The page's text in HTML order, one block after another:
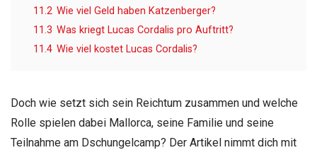
11.2 Wie viel Geld haben Katzenberger?
11.3 Was kriegt Lucas Cordalis pro Auftritt?
11.4 Wie viel kostet Lucas Cordalis?
Doch wie setzt sich sein Reichtum zusammen und welche
Rolle spielen dabei Mallorca, seine Familie und seine
Teilnahme am Dschungelcamp? Der Artikel nimmt dich mit